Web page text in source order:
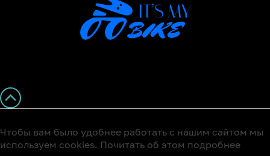
Чтобы вам было удобнее работать с нашим сайтом мы
используем cookies. Почитать об этом подробнее